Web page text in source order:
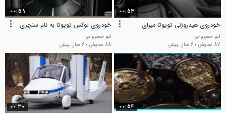
00:53
خودروی هیدروژنی تویوتا میرای
اتو خسروانی
87 نمایش
6 سال پیش
00:59
خودروی لوکس تویوتا به نام سنچری
اتو خسروانی
88 نمایش
6 سال پیش
00:54
00:30